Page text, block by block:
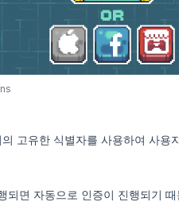
고유한 식별자를 사용하여 사용
되면 자동으로 인증이 진행되기